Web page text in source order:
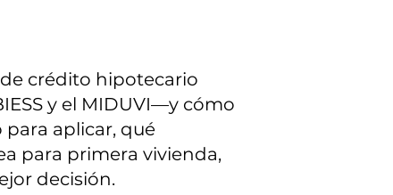
crédito hipotecario
y el MIDUVI—y cómo
para aplicar, qué
para primera vivienda,
decisión.